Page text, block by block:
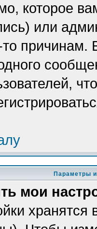
которое
или
Параметры
мои